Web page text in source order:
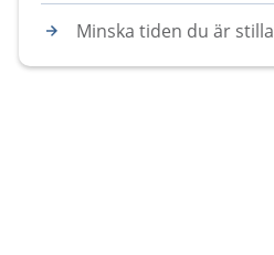
Minska tiden du är stilla